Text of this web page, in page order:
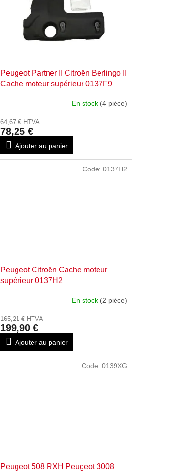
Peugeot Partner II Citroën Berlingo II
Cache moteur supérieur 0137F9
En stock (4 pièce)
64,67 € HTVA
78,25 €
Ajouter au panier
Peugeot Citroën Cache moteur
supérieur 0137H2
En stock (2 pièce)
165,21 € HTVA
199,90 €
Ajouter au panier
Code: 0137H2
Peugeot 508 RXH Peugeot 3008
Code: 0139XG